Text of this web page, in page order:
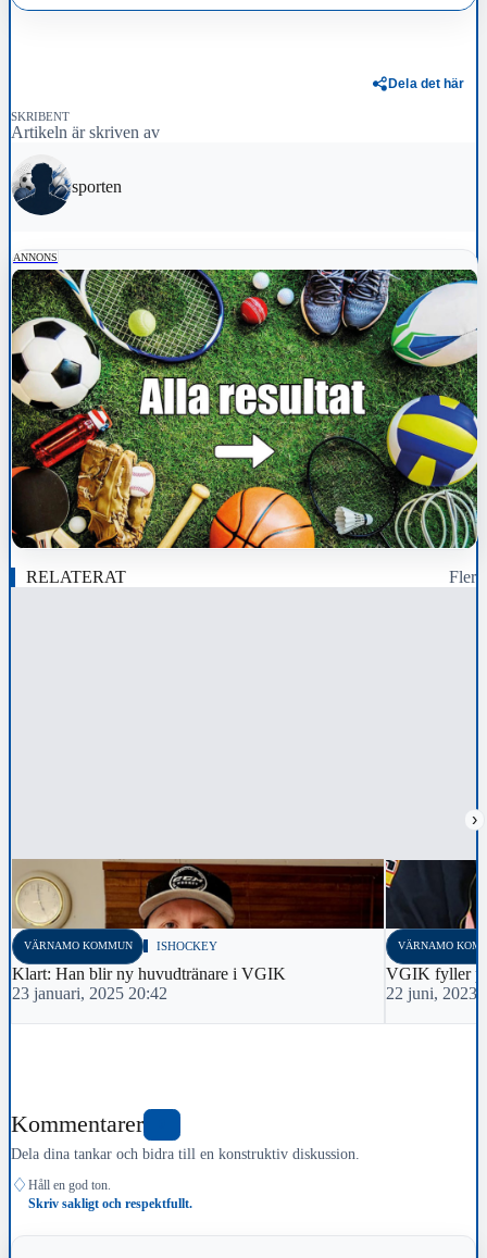
Dela det här
SKRIBENT
Artikeln är skriven av
sporten
ANNONS
RELATERAT Fler
›
VÄRNAMO KOMMUN ISHOCKEY
Klart: Han blir ny huvudtränare i VGIK
23 januari, 2025 20:42
VÄRNAMO
VGIK fyller
22 juni, 2023
Kommentarer
Dela dina tankar och bidra till en konstruktiv diskussion.
♢ Håll en god ton.
Skriv sakligt och respektfullt.